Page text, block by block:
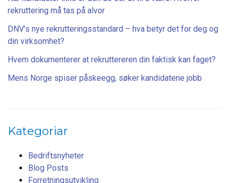
rekruttering må tas på alvor
DNV’s nye rekrutteringsstandard – hva betyr det for deg og
din virksomhet?
Hvem dokumenterer at rekruttereren din faktisk kan faget?
Mens Norge spiser påskeegg, søker kandidatene jobb
Kategoriar
Bedriftsnyheter
Blog Posts
Forretningsutvikling